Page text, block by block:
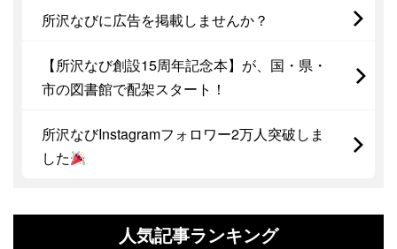
所沢なびに広告を掲載しませんか？
【所沢なび創設15周年記念本】が、国・県・
市の図書館で配架スタート！
所沢なびInstagramフォロワー2万人突破しま
した
人気記事ランキング